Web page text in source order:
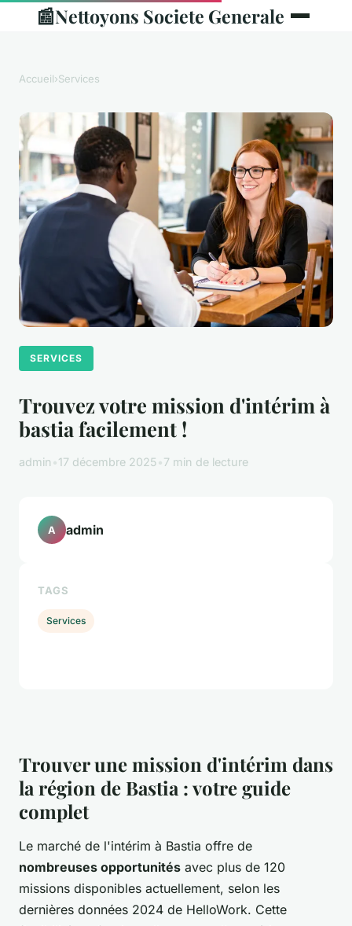
📰Nettoyons Societe Generale
Accueil›Services
SERVICES
Trouvez votre mission d'intérim à
bastia facilement !
admin •17 décembre 2025•7 min de lecture
Trouver une mission d'intérim dans
la région de Bastia : votre guide
complet
Le marché de l'intérim à Bastia offre de
nombreuses opportunités avec plus de 120
missions disponibles actuellement, selon les
dernières données 2024 de HelloWork. Cette
A admin
TAGS
Services